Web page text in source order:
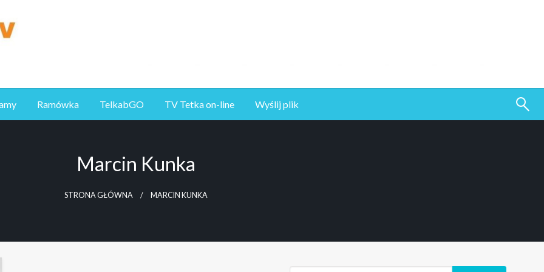
Ramówka TelkabGO TV Tetka on-line Wyślij plik
Marcin Kunka
STRONA GŁÓWNA MARCIN KUNKA